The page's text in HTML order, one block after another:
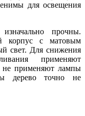
для освещения
прочны.
корпус с матовым
свет. Для снижения
применяют
не применяют лампы
дерево точно не